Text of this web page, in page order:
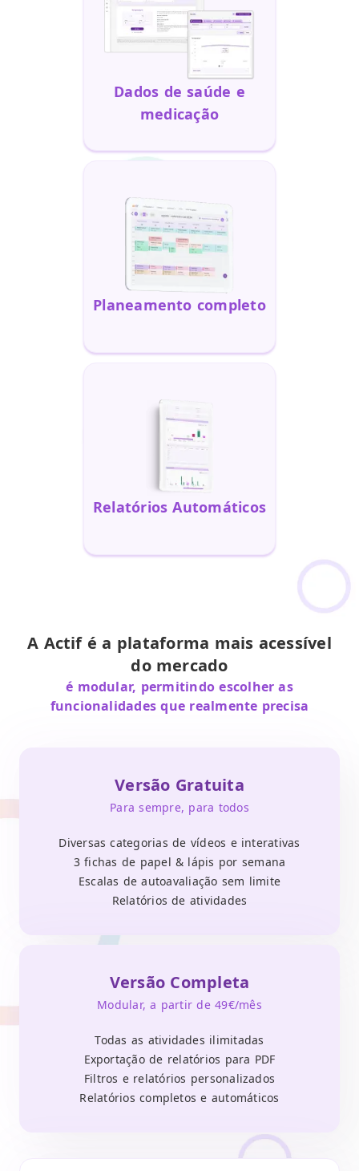
Dados de saúde e
medicação
Planeamento completo
Relatórios Automáticos
A Actif é a plataforma mais acessível
do mercado
é modular, permitindo escolher as
funcionalidades que realmente precisa
Versão Gratuita
Para sempre, para todos
Diversas categorias de vídeos e interativas
3 fichas de papel & lápis por semana
Escalas de autoavaliação sem limite
Relatórios de atividades
Versão Completa
Modular, a partir de 49€/mês
Todas as atividades ilimitadas
Exportação de relatórios para PDF
Filtros e relatórios personalizados
Relatórios completos e automáticos